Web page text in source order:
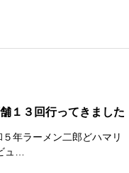
１３回行ってきました
年ラーメン二郎どハマリ
ュ…